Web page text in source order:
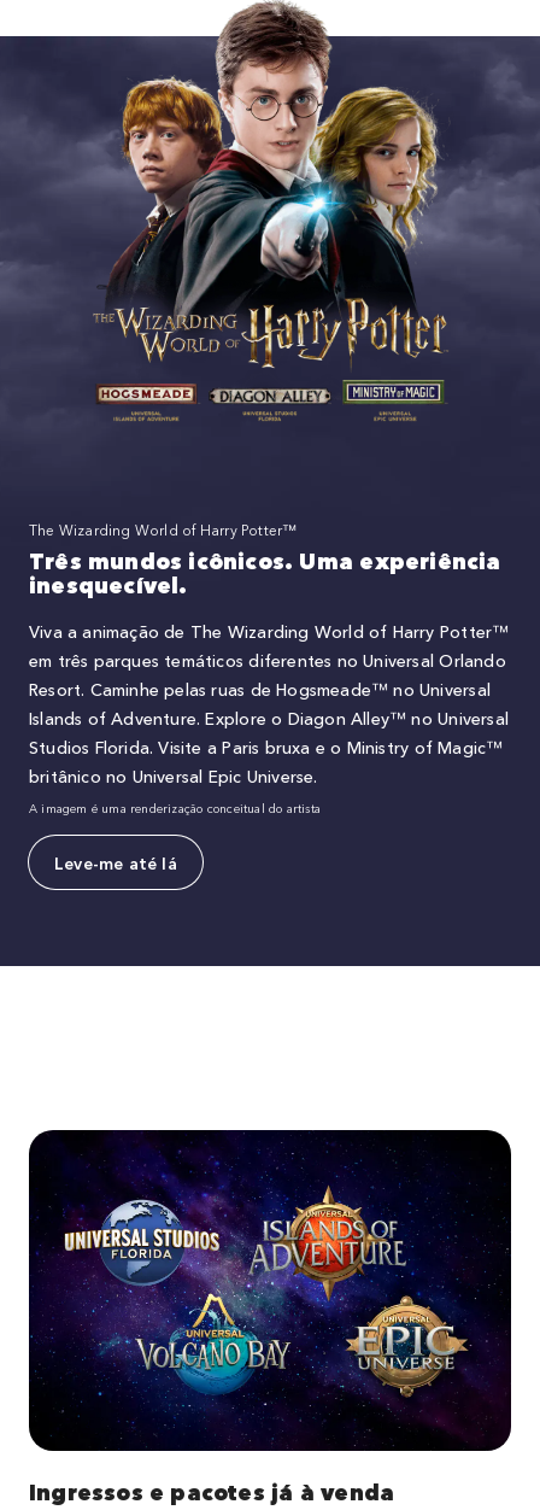
The Wizarding World of Harry Potter™
Três mundos icônicos. Uma experiência
inesquecível.
Viva a animação de The Wizarding World of Harry Potter™
em três parques temáticos diferentes no Universal Orlando
Resort. Caminhe pelas ruas de Hogsmeade™ no Universal
Islands of Adventure. Explore o Diagon Alley™ no Universal
Studios Florida. Visite a Paris bruxa e o Ministry of Magic™
britânico no Universal Epic Universe.
A imagem é uma renderização conceitual do artista
Leve-me até lá
Ingressos e pacotes já à venda